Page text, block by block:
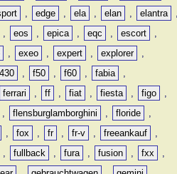
, edge , ela , elan , elantra
,
, eos , epica , eqc , escort
,
, exeo , expert , explorer
,
, f50 , f60 , fabia
,
ferrari , ff , fiat , fiesta , figo
,
, flensburglamborghini , floride
,
, fox , fr , fr-v , freeankauf
,
, fullback , fura , fusion , fxx
,